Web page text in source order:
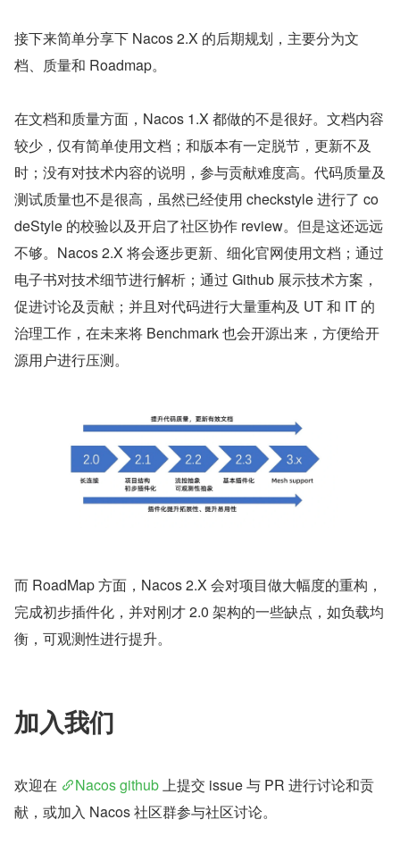
接下来简单分享下 Nacos 2.X 的后期规划，主要分为文
档、质量和 Roadmap。
在文档和质量方面，Nacos 1.X 都做的不是很好。文档内容
较少，仅有简单使用文档；和版本有一定脱节，更新不及
时；没有对技术内容的说明，参与贡献难度高。代码质量及
测试质量也不是很高，虽然已经使用 checkstyle 进行了 co
deStyle 的校验以及开启了社区协作 review。但是这还远远
不够。Nacos 2.X 将会逐步更新、细化官网使用文档；通过
电子书对技术细节进行解析；通过 Github 展示技术方案，
促进讨论及贡献；并且对代码进行大量重构及 UT 和 IT 的
治理工作，在未来将 Benchmark 也会开源出来，方便给开
源用户进行压测。
而 RoadMap 方面，Nacos 2.X 会对项目做大幅度的重构，
完成初步插件化，并对刚才 2.0 架构的一些缺点，如负载均
衡，可观测性进行提升。
加入我们
欢迎在 Nacos github 上提交 issue 与 PR 进行讨论和贡
献，或加入 Nacos 社区群参与社区讨论。